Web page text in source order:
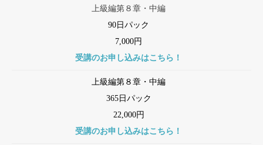
上級編第８章・中編
90日パック
7,000円
受講のお申し込みはこちら！
上級編第８章・中編
365日パック
22,000円
受講のお申し込みはこちら！